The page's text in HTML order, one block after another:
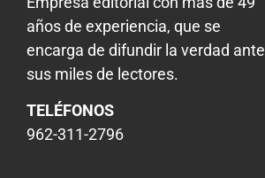
años de experiencia, que se
encarga de difundir la verdad ante
sus miles de lectores.
TELÉFONOS
962-311-2796